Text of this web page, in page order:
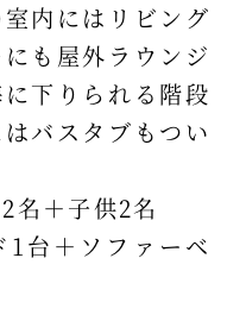
内にはリビング
も屋外ラウンジ
下りられる階段
バスタブもつい
名＋子供2名
1台＋ソファーベ